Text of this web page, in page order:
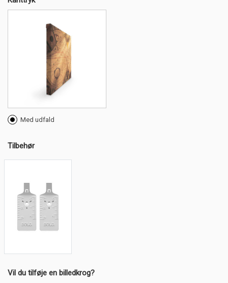
Med udfald
Tilbehør
Vil du tilføje en billedkrog?